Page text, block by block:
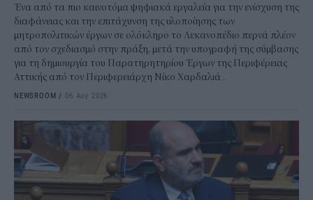
Ένα από τα πιο καινοτόμα ψηφιακά εργαλεία για την ενίσχυση της
διαφάνειας και την επιτάχυνση της υλοποίησης των
μητροπολιτικών έργων σε ολόκληρο το Λεκανοπέδιο περνά πλέον
από τον σχεδιασμό στην πράξη, μετά την υπογραφή της σύμβασης
για τη δημιουργία του Παρατηρητηρίου Έργων της Περιφέρειας
Αττικής από τον Περιφερειάρχη Νίκο Χαρδαλιά .
NEWSROOM / 06 Αυγ 2026